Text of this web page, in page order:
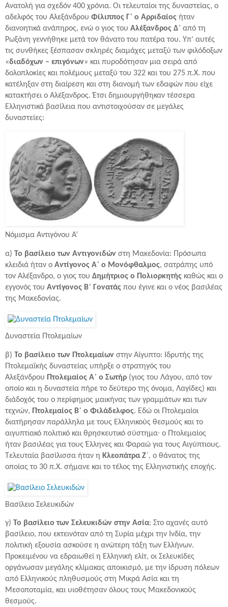
Ανατολή για σχεδόν 400 χρόνια. Οι τελευταίοι της δυναστείας, ο
αδελφός του Αλεξάνδρου Φίλιππος Γ΄ ο Αρριδαίος ήταν
διανοητικά ανάπηρος, ενώ ο γιος του Αλέξανδρος Δ΄ από τη
Ρωξάνη γεννήθηκε μετά τον θάνατο του πατέρα του. Υπ’ αυτές
τις συνθήκες ξέσπασαν σκληρές διαμάχες μεταξύ των φιλόδοξων
«διαδόχων – επιγόνων» και πυροδότησαν μια σειρά από
δολοπλοκίες και πολέμους μεταξύ του 322 και του 275 π.Χ. που
κατέληξαν στη διαίρεση και στη διανομή των εδαφών που είχε
κατακτήσει ο Αλέξανδρος. Έτσι δημιουργήθηκαν τέσσερα
Ελληνιστικά βασίλεια που αντιστοιχούσαν σε μεγάλες
δυναστείες:
Νόμισμα Αντιγόνου Α’
α) Το βασίλειο των Αντιγονιδών στη Μακεδονία: Πρόσωπα
κλειδιά ήταν ο Αντίγονος Α΄ ο Μονόφθαλμος, σατράπης υπό
τον Αλέξανδρο, ο γιος του Δημήτριος ο Πολιορκητής καθώς και ο
εγγονός του Αντίγονος Β΄ Γονατάς που έγινε και ο νέος βασιλέας
της Μακεδονίας.
Δυναστεία Πτολεμαίων
β) Το βασίλειο των Πτολεμαίων στην Αίγυπτο: Ιδρυτής της
Πτολεμαϊκής δυναστείας υπήρξε ο στρατηγός του
Αλεξάνδρου Πτολεμαίος Α΄ ο Σωτήρ (γιος του Λάγου, από τον
οποίο και η δυναστεία πήρε το δεύτερο της όνομα, Λαγίδες) και
διάδοχός του ο περίφημος μαικήνας των γραμμάτων και των
τεχνών, Πτολεμαίος Β΄ ο Φιλάδελφος. Εδώ οι Πτολεμαίοι
διατήρησαν παράλληλα με τους Ελληνικούς θεσμούς και το
αιγυπτιακό πολιτικό και θρησκευτικό σύστημα∙ ο Πτολεμαίος
ήταν βασιλέας για τους Έλληνες και Φαραώ για τους Αιγύπτιους.
Τελευταία βασίλισσα ήταν η Κλεοπάτρα Ζ΄, ο θάνατος της
οποίας το 30 π.Χ. σήμανε και το τέλος της Ελληνιστικής εποχής.
Βασίλειο Σελευκιδών
γ) Το βασίλειο των Σελευκιδών στην Ασία: Στο αχανές αυτό
βασίλειο, που εκτεινόταν από τη Συρία μέχρι την Ινδία, την
πολιτική εξουσία ασκούσε η ανώτερη τάξη των Ελλήνων.
Προκειμένου να εδραιωθεί η Ελληνική ελίτ, οι Σελευκίδες
οργάνωσαν μεγάλης κλίμακας αποικισμό, με την ίδρυση πόλεων
από Ελληνικούς πληθυσμούς στη Μικρά Ασία και τη
Μεσοποταμία, και υιοθέτησαν όλους τους Μακεδονικούς
θεσμούς.